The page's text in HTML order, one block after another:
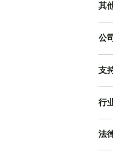
其
公司
支
行
法